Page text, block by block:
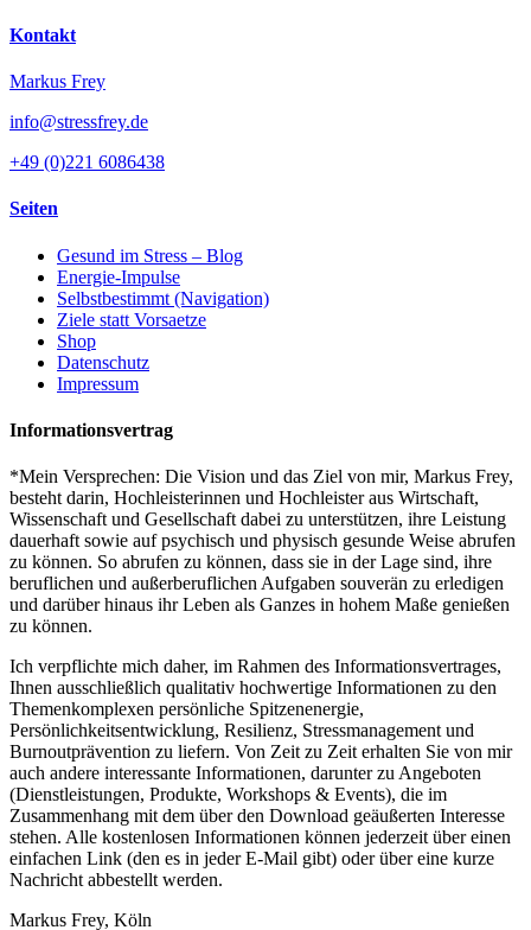
Kontakt
Markus Frey
info@stressfrey.de
+49 (0)221 6086438
Seiten
Gesund im Stress – Blog
Energie-Impulse
Selbstbestimmt (Navigation)
Ziele statt Vorsaetze
Shop
Datenschutz
Impressum
Informationsvertrag
*Mein Versprechen: Die Vision und das Ziel von mir, Markus Frey,
besteht darin, Hochleisterinnen und Hochleister aus Wirtschaft,
Wissenschaft und Gesellschaft dabei zu unterstützen, ihre Leistung
dauerhaft sowie auf psychisch und physisch gesunde Weise abrufen
zu können. So abrufen zu können, dass sie in der Lage sind, ihre
beruflichen und außerberuflichen Aufgaben souverän zu erledigen
und darüber hinaus ihr Leben als Ganzes in hohem Maße genießen
zu können.
Ich verpflichte mich daher, im Rahmen des Informationsvertrages,
Ihnen ausschließlich qualitativ hochwertige Informationen zu den
Themenkomplexen persönliche Spitzenenergie,
Persönlichkeitsentwicklung, Resilienz, Stressmanagement und
Burnoutprävention zu liefern. Von Zeit zu Zeit erhalten Sie von mir
auch andere interessante Informationen, darunter zu Angeboten
(Dienstleistungen, Produkte, Workshops & Events), die im
Zusammenhang mit dem über den Download geäußerten Interesse
stehen. Alle kostenlosen Informationen können jederzeit über einen
einfachen Link (den es in jeder E-Mail gibt) oder über eine kurze
Nachricht abbestellt werden.
Markus Frey, Köln